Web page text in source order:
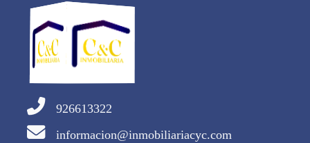
926613322
informacion@inmobiliariacyc.com